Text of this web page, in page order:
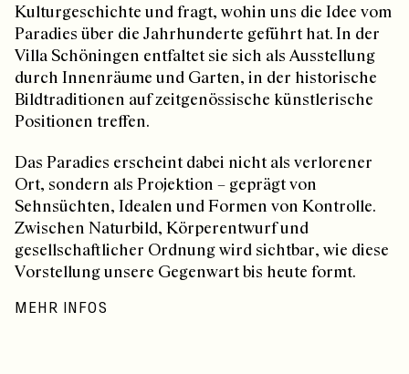
Kulturgeschichte und fragt, wohin uns die Idee vom
Paradies über die Jahrhunderte geführt hat. In der
Villa Schöningen entfaltet sie sich als Ausstellung
durch Innenräume und Garten, in der historische
Bildtraditionen auf zeitgenössische künstlerische
Positionen treffen.
Das Paradies erscheint dabei nicht als verlorener
Ort, sondern als Projektion – geprägt von
Sehnsüchten, Idealen und Formen von Kontrolle.
Zwischen Naturbild, Körperentwurf und
gesellschaftlicher Ordnung wird sichtbar, wie diese
Vorstellung unsere Gegenwart bis heute formt.
MEHR INFOS